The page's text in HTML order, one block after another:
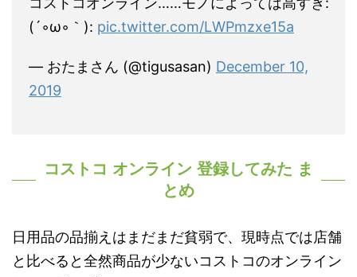
(´◦ω◦｀): pic.twitter.com/LWPmzxe15a
— おたまさん (@tigusasan) December 10,
2019
コストコ オンライン 登録してみた ま
とめ
日用品の品揃えはまだまだ貧弱で、現時点では店舗
と比べると全然商品が少ないコストコのオンライン